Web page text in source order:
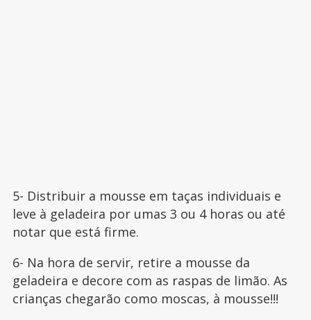
5- Distribuir a mousse em taças individuais e
leve à geladeira por umas 3 ou 4 horas ou até
notar que está firme.
6- Na hora de servir, retire a mousse da
geladeira e decore com as raspas de limão. As
crianças chegarão como moscas, à mousse!!!